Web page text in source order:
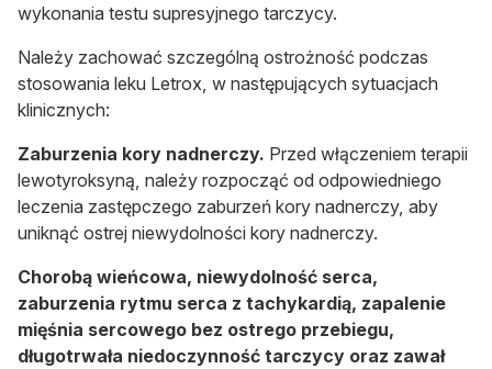
wykonania testu supresyjnego tarczycy.
Należy zachować szczególną ostrożność podczas
stosowania leku Letrox, w następujących sytuacjach
klinicznych:
Zaburzenia kory nadnerczy. Przed włączeniem terapii
lewotyroksyną, należy rozpocząć od odpowiedniego
leczenia zastępczego zaburzeń kory nadnerczy, aby
uniknąć ostrej niewydolności kory nadnerczy.
Chorobą wieńcowa, niewydolność serca,
zaburzenia rytmu serca z tachykardią, zapalenie
mięśnia sercowego bez ostrego przebiegu,
długotrwała niedoczynność tarczycy oraz zawał